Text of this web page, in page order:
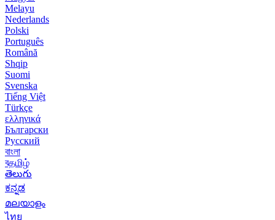
Melayu
Nederlands
Polski
Português
Română
Shqip
Suomi
Svenska
Tiếng Việt
Türkçe
ελληνικά
Български
Русский
বাংলা
বதமிழ்
తెలుగు
ಕನ್ನಡ
മലയാളം
ไทย